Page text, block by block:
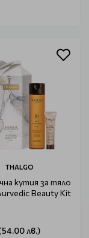
THALGO
кутия за тяло
Beauty Kit
лв.)